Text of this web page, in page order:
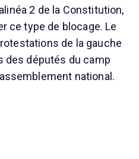
2 de la Constitution,
ce type de blocage. Le
de la gauche
des députés du camp
national.